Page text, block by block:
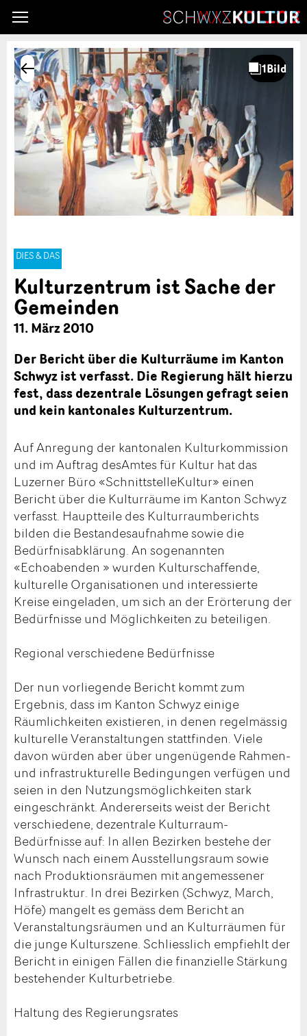
DIES & DAS
Kulturzentrum ist Sache der
Gemeinden
11. März 2010
Der Bericht über die Kulturräume im Kanton
Schwyz ist verfasst. Die Regierung hält hierzu
fest, dass dezentrale Lösungen gefragt seien
und kein kantonales Kulturzentrum.
Auf Anregung der kantonalen Kulturkommission
und im Auftrag desAmtes für Kultur hat das
Luzerner Büro «SchnittstelleKultur» einen
Bericht über die Kulturräume im Kanton Schwyz
verfasst. Hauptteile des Kulturraumberichts
bilden die Bestandesaufnahme sowie die
Bedürfnisabklärung. An sogenannten
«Echoabenden » wurden Kulturschaffende,
kulturelle Organisationen und interessierte
Kreise eingeladen, um sich an der Erörterung der
Bedürfnisse und Möglichkeiten zu beteiligen.
Regional verschiedene Bedürfnisse
Der nun vorliegende Bericht kommt zum
Ergebnis, dass im Kanton Schwyz einige
Räumlichkeiten existieren, in denen regelmässig
kulturelle Veranstaltungen stattfinden. Viele
davon würden aber über ungenügende Rahmen-
und infrastrukturelle Bedingungen verfügen und
seien in den Nutzungsmöglichkeiten stark
eingeschränkt. Andererseits weist der Bericht
verschiedene, dezentrale Kulturraum-
Bedürfnisse auf: In allen Bezirken bestehe der
Wunsch nach einem Ausstellungsraum sowie
nach Produktionsräumen mit angemessener
Infrastruktur. In drei Bezirken (Schwyz, March,
Höfe) mangelt es gemäss dem Bericht an
Veranstaltungsräumen und an Kulturräumen für
die junge Kulturszene. Schliesslich empfiehlt der
Bericht in einigen Fällen die finanzielle Stärkung
bestehender Kulturbetriebe.
Haltung des Regierungsrates